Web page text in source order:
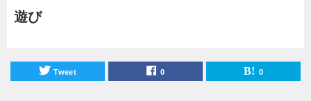
遊び
Tweet 0 0